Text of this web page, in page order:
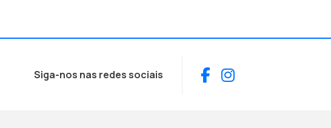
Siga-nos nas redes sociais Facebook
Instagram